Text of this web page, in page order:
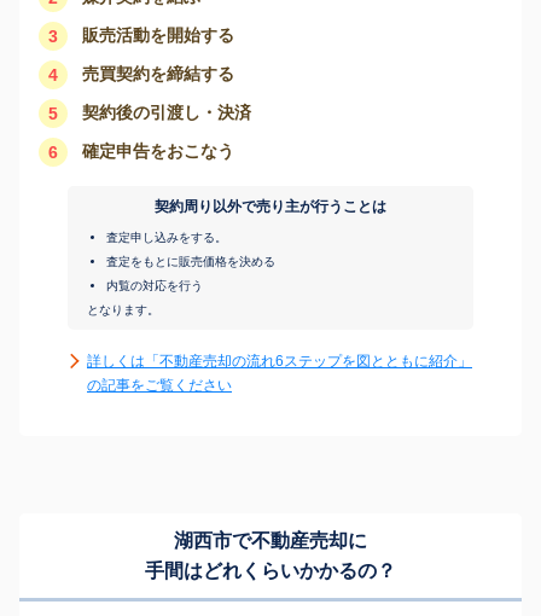
3 販売活動を開始する
4 売買契約を締結する
5 契約後の引渡し・決済
6 確定申告をおこなう
契約周り以外で売り主が行うことは
査定申し込みをする。
査定をもとに販売価格を決める
内覧の対応を行う
となります。
詳しくは「不動産売却の流れ6ステップを図とともに紹介」
の記事をご覧ください
湖西市で不動産売却に
手間はどれくらいかかるの？